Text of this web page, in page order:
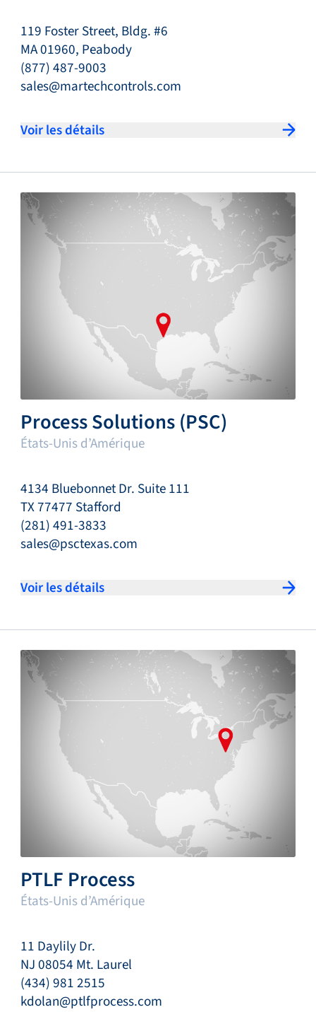
119 Foster Street, Bldg. #6
MA 01960, Peabody
(877) 487-9003
sales@martechcontrols.com
Voir les détails
Process Solutions (PSC)
États-Unis d’Amérique
4134 Bluebonnet Dr. Suite 111
TX 77477 Stafford
(281) 491-3833
sales@psctexas.com
Voir les détails
PTLF Process
États-Unis d’Amérique
11 Daylily Dr.
NJ 08054 Mt. Laurel
(434) 981 2515
kdolan@ptlfprocess.com